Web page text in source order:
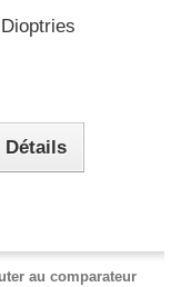
Détails
au comparateur